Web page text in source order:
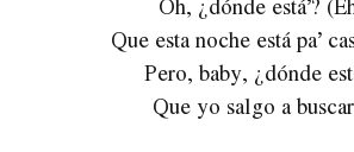
Que esta noche está pa’
Pero, baby, ¿dónde
Que yo salgo a